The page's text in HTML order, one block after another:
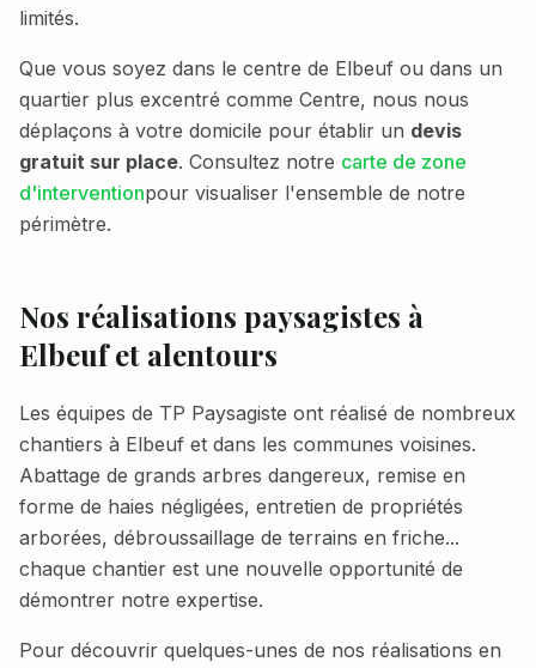
limités.
Que vous soyez dans le centre de Elbeuf ou dans un
quartier plus excentré comme Centre, nous nous
déplaçons à votre domicile pour établir un devis
gratuit sur place. Consultez notre carte de zone
d'interventionpour visualiser l'ensemble de notre
périmètre.
Nos réalisations paysagistes à
Elbeufet alentours
Les équipes de TP Paysagiste ont réalisé de nombreux
chantiers à Elbeuf et dans les communes voisines.
Abattage de grands arbres dangereux, remise en
forme de haies négligées, entretien de propriétés
arborées, débroussaillage de terrains en friche...
chaque chantier est une nouvelle opportunité de
démontrer notre expertise.
Pour découvrir quelques-unes de nos réalisations en